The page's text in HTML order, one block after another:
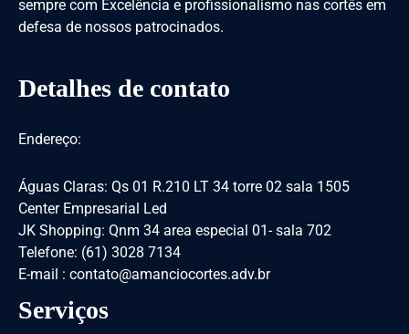
sempre com Excelência e profissionalismo nas cortês em
defesa de nossos patrocinados.
Detalhes de contato
Endereço:
Águas Claras: Qs 01 R.210 LT 34 torre 02 sala 1505
Center Empresarial Led
JK Shopping: Qnm 34 area especial 01- sala 702
Telefone: (61) 3028 7134
E-mail : contato@amanciocortes.adv.br
Serviços